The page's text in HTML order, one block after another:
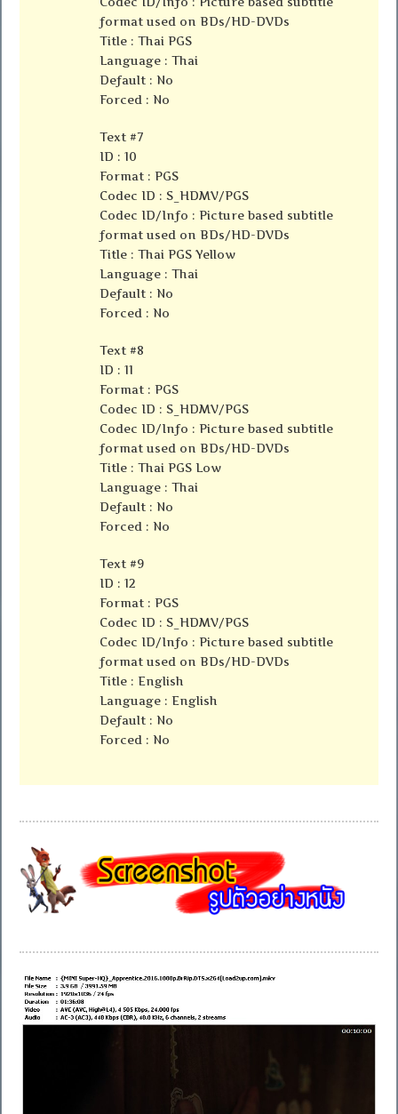
format used on BDs/HD-DVDs
Title : Thai PGS
Language : Thai
Default : No
Forced : No
Text #7
ID : 10
Format : PGS
Codec ID : S_HDMV/PGS
Codec ID/Info : Picture based subtitle
format used on BDs/HD-DVDs
Title : Thai PGS Yellow
Language : Thai
Default : No
Forced : No
Text #8
ID : 11
Format : PGS
Codec ID : S_HDMV/PGS
Codec ID/Info : Picture based subtitle
format used on BDs/HD-DVDs
Title : Thai PGS Low
Language : Thai
Default : No
Forced : No
Text #9
ID : 12
Format : PGS
Codec ID : S_HDMV/PGS
Codec ID/Info : Picture based subtitle
format used on BDs/HD-DVDs
Title : English
Language : English
Default : No
Forced : No